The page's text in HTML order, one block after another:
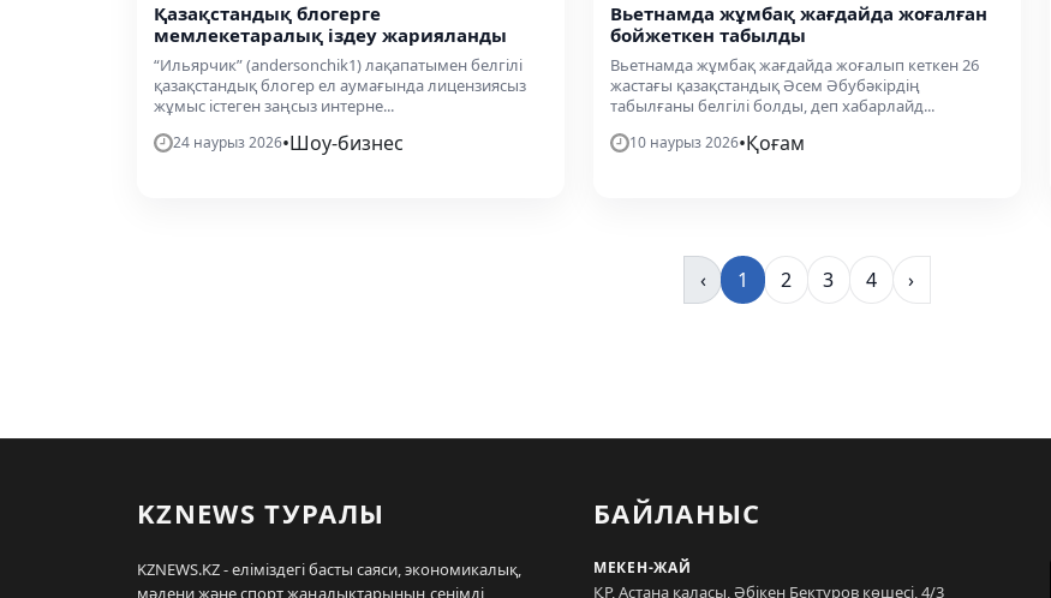
Қазақстандық блогерге
мемлекетаралық іздеу жарияланды
“Ильярчик” (andersonchik1) лақапатымен белгілі
қазақстандық блогер ел аумағында лицензиясыз
жұмыс істеген заңсыз интерне...
24 наурыз 2026•Шоу-бизнес
Вьетнамда жұмбақ жағдайда жоғалған
бойжеткен табылды
Вьетнамда жұмбақ жағдайда жоғалып кеткен 26
жастағы қазақстандық Әсем Әбубәкірдің
табылғаны белгілі болды, деп хабарлайд...
10 наурыз 2026•Қоғам
‹ 1 2 3 4 ›
KZNEWS ТУРАЛЫ
KZNEWS.KZ - еліміздегі басты саяси, экономикалық,
мәдени және спорт жаңалықтарының сенімді
БАЙЛАНЫС
МЕКЕН-ЖАЙ
ҚР, Астана қаласы, Әбікен Бектұров көшесі, 4/3